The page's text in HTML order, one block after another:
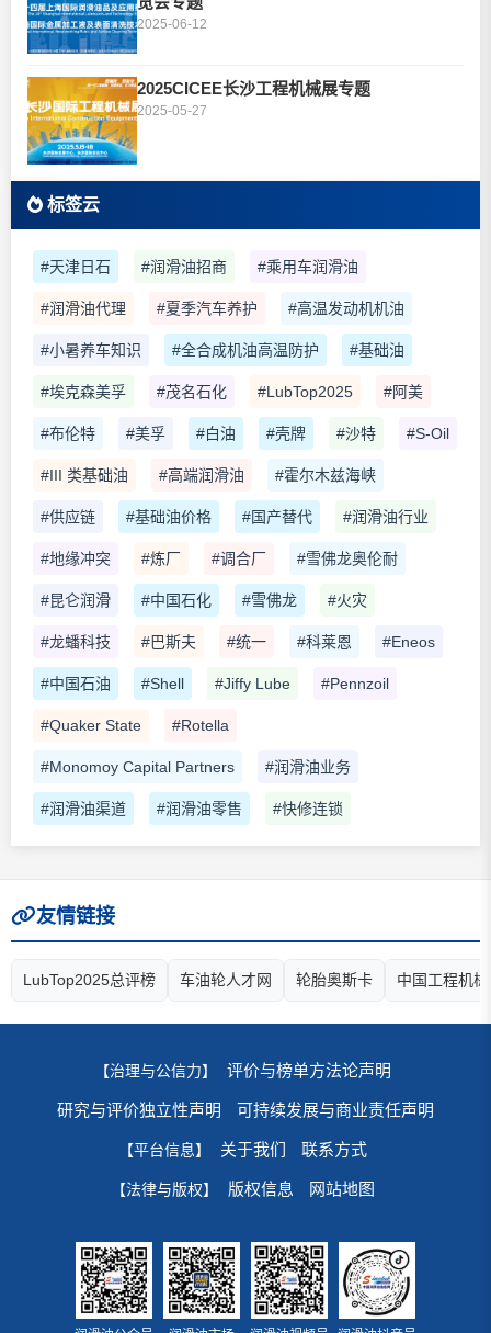
2025-06-12
2025CICEE长沙工程机械展专题
2025-05-27
标签云
#天津日石 #润滑油招商 #乘用车润滑油
#润滑油代理 #夏季汽车养护 #高温发动机机油
#小暑养车知识 #全合成机油高温防护 #基础油
#埃克森美孚 #茂名石化 #LubTop2025 #阿美
#布伦特 #美孚 #白油 #壳牌 #沙特 #S-Oil
#III 类基础油 #高端润滑油 #霍尔木兹海峡
#供应链 #基础油价格 #国产替代 #润滑油行业
#地缘冲突 #炼厂 #调合厂 #雪佛龙奥伦耐
#昆仑润滑 #中国石化 #雪佛龙 #火灾
#龙蟠科技 #巴斯夫 #统一 #科莱恩 #Eneos
#中国石油 #Shell #Jiffy Lube #Pennzoil
#Quaker State #Rotella
#Monomoy Capital Partners #润滑油业务
#润滑油渠道 #润滑油零售 #快修连锁
友情链接
LubTop2025总评榜 车油轮人才网 轮胎奥斯卡 中国工程机
【治理与公信力】 评价与榜单方法论声明
研究与评价独立性声明 可持续发展与商业责任声明
【平台信息】 关于我们 联系方式
【法律与版权】 版权信息 网站地图